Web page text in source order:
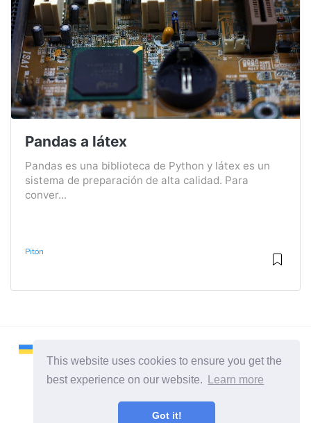
This website uses cookies to ensure you get the
best experience on our website.
Learn more
Got it!
Pandas a látex
Pandas es una biblioteca de Python y látex es un
sistema de preparación de alta calidad. Para
conver...
Pitón
2026 ©Remontcompa
Todas las categorias